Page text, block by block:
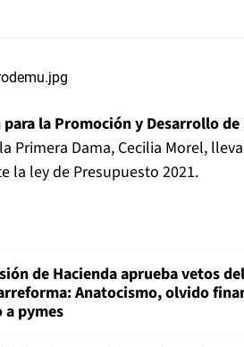
para la Promoción y Desarrollo
Primera Dama, Cecilia Morel,
la ley de Presupuesto 2021.
de Hacienda aprueba vetos del
Anatocismo, olvido
a pymes